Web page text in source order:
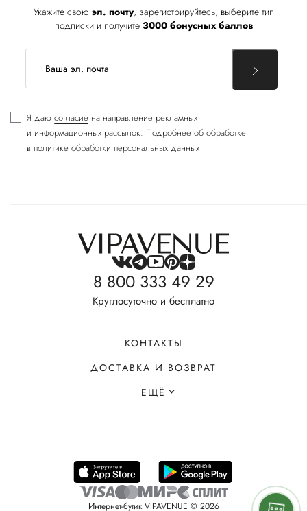
Укажите свою эл. почту, зарегистрируйтесь, выберите тип
подписки и получите 3000 бонусных баллов
Я даю согласие на направление рекламных
и информационных рассылок. Подробнее об обработке
в политике обработки персональных данных
8 800 333 49 29
Круглосуточно и бесплатно
КОНТАКТЫ
ДОСТАВКА И ВОЗВРАТ
ЕЩЁ
Интернет-бутик VIPAVENUE © 2026